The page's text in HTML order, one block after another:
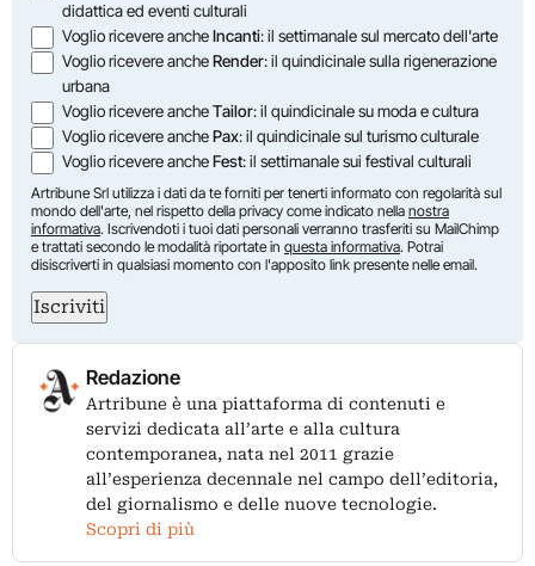
didattica ed eventi culturali
Voglio ricevere ancheIncanti: il settimanale sul mercato dell'arte
Voglio ricevere ancheRender: il quindicinale sulla rigenerazione
urbana
Voglio ricevere ancheTailor: il quindicinale su moda e cultura
Voglio ricevere anchePax: il quindicinale sul turismo culturale
Voglio ricevere ancheFest: il settimanale sui festival culturali
Artribune Srl utilizza i dati da te forniti per tenerti informato con regolarità sul
mondo dell'arte, nel rispetto della privacy come indicato nella nostra
informativa. Iscrivendoti i tuoi dati personali verranno trasferiti su MailChimp
e trattati secondo le modalità riportate in questa informativa. Potrai
disiscriverti in qualsiasi momento con l'apposito link presente nelle email.
Iscriviti
Redazione
Artribune è una piattaforma di contenuti e
servizi dedicata all’arte e alla cultura
contemporanea, nata nel 2011 grazie
all’esperienza decennale nel campo dell’editoria,
del giornalismo e delle nuove tecnologie.
Scopri di più